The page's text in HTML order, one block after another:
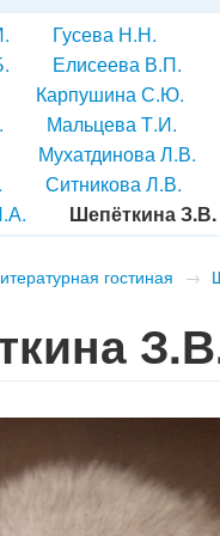
Гусева Н.Н.
Елисеева В.П.
Карпушина С.Ю.
Мальцева Т.И.
Мухатдинова Л.В.
Ситникова Л.В.
Шепёткина З.В.
гостиная →